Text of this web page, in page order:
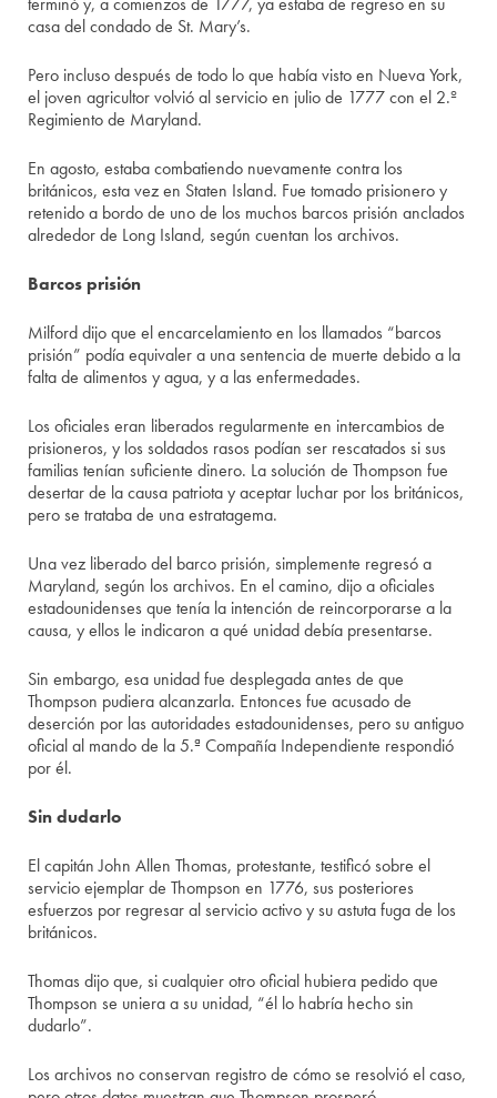
casa del condado de St. Mary’s.
Pero incluso después de todo lo que había visto en Nueva York,
el joven agricultor volvió al servicio en julio de 1777 con el 2.º
Regimiento de Maryland.
En agosto, estaba combatiendo nuevamente contra los
británicos, esta vez en Staten Island. Fue tomado prisionero y
retenido a bordo de uno de los muchos barcos prisión anclados
alrededor de Long Island, según cuentan los archivos.
Barcos prisión
Milford dijo que el encarcelamiento en los llamados “barcos
prisión” podía equivaler a una sentencia de muerte debido a la
falta de alimentos y agua, y a las enfermedades.
Los oficiales eran liberados regularmente en intercambios de
prisioneros, y los soldados rasos podían ser rescatados si sus
familias tenían suficiente dinero. La solución de Thompson fue
desertar de la causa patriota y aceptar luchar por los británicos,
pero se trataba de una estratagema.
Una vez liberado del barco prisión, simplemente regresó a
Maryland, según los archivos. En el camino, dijo a oficiales
estadounidenses que tenía la intención de reincorporarse a la
causa, y ellos le indicaron a qué unidad debía presentarse.
Sin embargo, esa unidad fue desplegada antes de que
Thompson pudiera alcanzarla. Entonces fue acusado de
deserción por las autoridades estadounidenses, pero su antiguo
oficial al mando de la 5.ª Compañía Independiente respondió
por él.
Sin dudarlo
El capitán John Allen Thomas, protestante, testificó sobre el
servicio ejemplar de Thompson en 1776, sus posteriores
esfuerzos por regresar al servicio activo y su astuta fuga de los
británicos.
Thomas dijo que, si cualquier otro oficial hubiera pedido que
Thompson se uniera a su unidad, “él lo habría hecho sin
dudarlo”.
Los archivos no conservan registro de cómo se resolvió el caso,